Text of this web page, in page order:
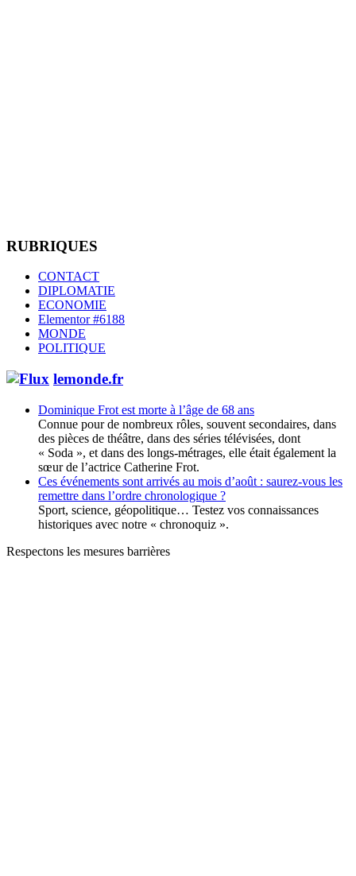
RUBRIQUES
CONTACT
DIPLOMATIE
ECONOMIE
Elementor #6188
MONDE
POLITIQUE
lemonde.fr
Dominique Frot est morte à l’âge de 68 ans
Connue pour de nombreux rôles, souvent secondaires, dans
des pièces de théâtre, dans des séries télévisées, dont
« Soda », et dans des longs-métrages, elle était également la
sœur de l’actrice Catherine Frot.
Ces événements sont arrivés au mois d’août : saurez-vous les
remettre dans l’ordre chronologique ?
Sport, science, géopolitique… Testez vos connaissances
historiques avec notre « chronoquiz ».
Respectons les mesures barrières